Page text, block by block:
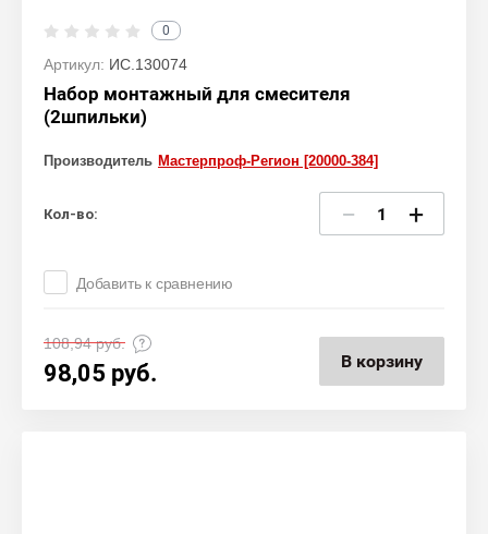
0
Артикул: ИС.130074
Набор монтажный для смесителя
(2шпильки)
Производитель Мастерпроф-Регион [20000-384]
Кол-во: − +
Добавить к сравнению
108,94руб.
98,05 руб. В корзину